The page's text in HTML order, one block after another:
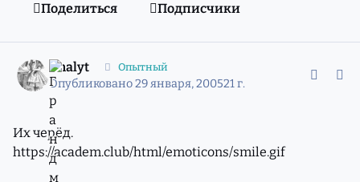
Поделиться Подписчики
Analyt Опытный
Опубликовано29 января, 200521 г.
Их черёд.
https://academ.club/html/emoticons/smile.gif